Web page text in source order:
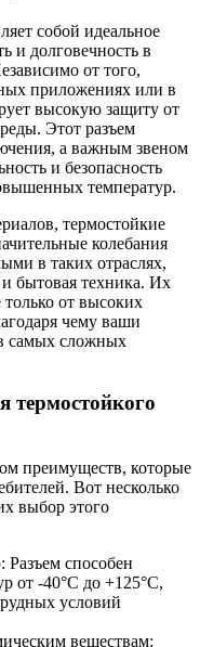
собой идеальное
и долговечность в
от того,
приложениях или в
высокую защиту от
Этот разъем
а важным звеном
и безопасность
температур.
термостойкие
колебания
в таких отраслях,
и бытовая техника. Их
только от высоких
чему ваши
в самых сложных
термостойкого
преимуществ, которые
Вот несколько
выбор этого
способен
от -40°C до +125°C,
условий
веществам: